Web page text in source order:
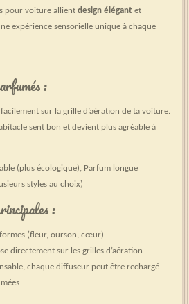
pour voiture allient design élégant et
expérience sensorielle unique à chaque
:
sur la grille d’aération de ta voiture.
sent bon et devient plus agréable à
(plus écologique), Parfum longue
styles au choix)
:
(fleur, ourson, cœur)
directement sur les grilles d’aération
chaque diffuseur peut être rechargé